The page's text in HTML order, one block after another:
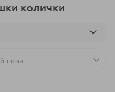
колички